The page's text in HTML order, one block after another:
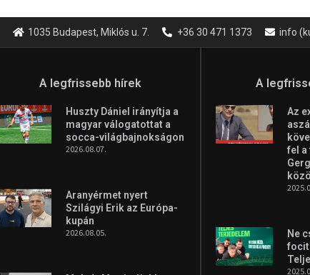
1035 Budapest, Miklós u. 7. +36 30 471 1373 info
A legfrissebb hírek
Huszty Dániel irányítja a
magyar válogatottat a
socca-világbajnokságon
2026.08.07.
Aranyérmet nyert
Szilágyi Erik az Európa-
kupán
2026.08.05.
A
Az
fel a
Ne